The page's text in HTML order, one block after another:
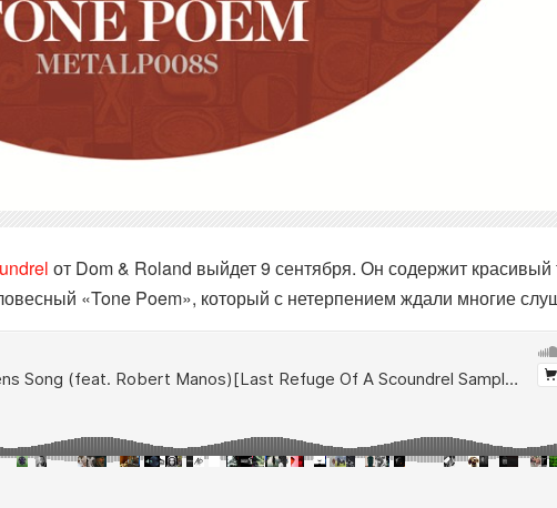
от Dom & Roland выйдет 9 сентября. Он содержит красивый
«Tone Poem», который с нетерпением ждали многие